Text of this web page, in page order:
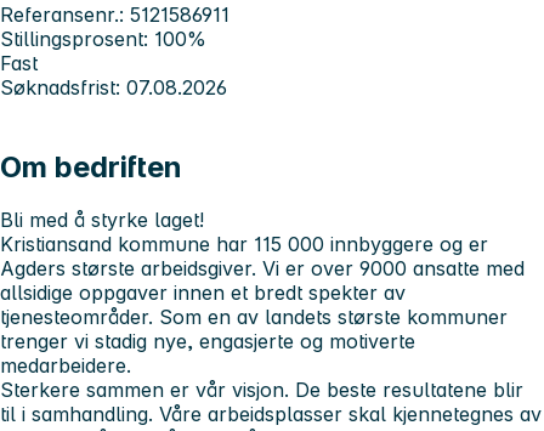
Referansenr.: 5121586911
Stillingsprosent: 100%
Fast
Søknadsfrist: 07.08.2026
Om bedriften
Bli med å styrke laget!
Kristiansand kommune har 115 000 innbyggere og er
Agders største arbeidsgiver. Vi er over 9000 ansatte med
allsidige oppgaver innen et bredt spekter av
tjenesteområder. Som en av landets største kommuner
trenger vi stadig nye, engasjerte og motiverte
medarbeidere.
Sterkere sammen er vår visjon. De beste resultatene blir
til i samhandling. Våre arbeidsplasser skal kjennetegnes av